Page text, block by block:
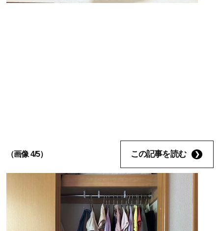
（画像 4/5） この記事を読む